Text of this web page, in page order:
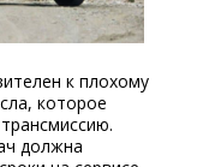
к плохому
которое
должна